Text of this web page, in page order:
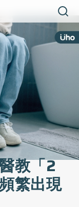
教「2
繁出現